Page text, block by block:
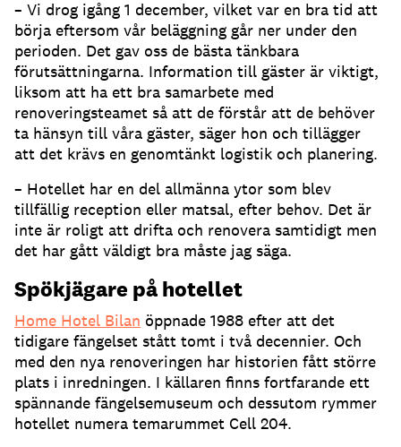
– Vi drog igång 1 december, vilket var en bra tid att
börja eftersom vår beläggning går ner under den
perioden. Det gav oss de bästa tänkbara
förutsättningarna. Information till gäster är viktigt,
liksom att ha ett bra samarbete med
renoveringsteamet så att de förstår att de behöver
ta hänsyn till våra gäster, säger hon och tillägger
att det krävs en genomtänkt logistik och planering.
– Hotellet har en del allmänna ytor som blev
tillfällig reception eller matsal, efter behov. Det är
inte är roligt att drifta och renovera samtidigt men
det har gått väldigt bra måste jag säga.
Spökjägare på hotellet
Home Hotel Bilan öppnade 1988 efter att det
tidigare fängelset stått tomt i två decennier. Och
med den nya renoveringen har historien fått större
plats i inredningen. I källaren finns fortfarande ett
spännande fängelsemuseum och dessutom rymmer
hotellet numera temarummet Cell 204.